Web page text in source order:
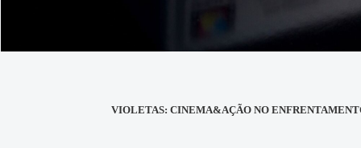
VIOLETAS: CINEMA&AÇÃO NO